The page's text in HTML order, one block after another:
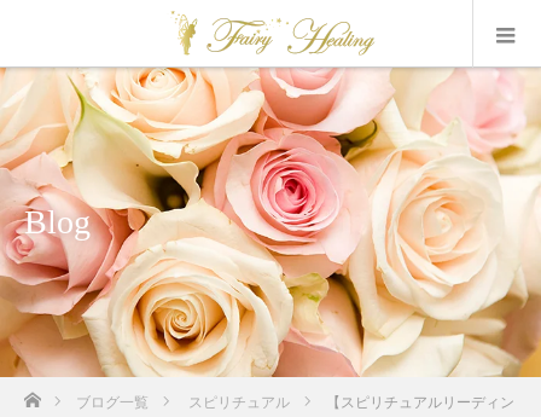
Blog
ホームブログ一覧 スピリチュアル
【スピリチュアルリーディン